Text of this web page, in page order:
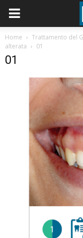
Home
Trattamento del
alterata
01
01